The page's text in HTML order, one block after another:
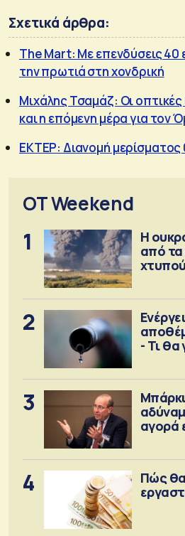
Σχετικά άρθρα:
Τhe Mart: Με επενδύσεις 40
την πρωτιά στη χονδρική
Μιχάλης Τσαμάζ: Οι
και η επόμενη μέρα για τον
ΕΚΤΕΡ: Διανομή μερίσματος
OT Weekend
1
Η
από
2
- Τι θα
3
αγορά
4
Πώς